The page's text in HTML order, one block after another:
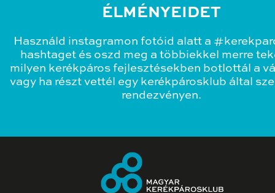
ÉLMÉNYEIDET
Használd instagramon fotóid alatt a
hashtaget és oszd meg a többiekkel merre
milyen kerékpáros fejlesztésekben botlottál a
vagy ha részt vettél egy kerékpárosklub által
rendezvényen.